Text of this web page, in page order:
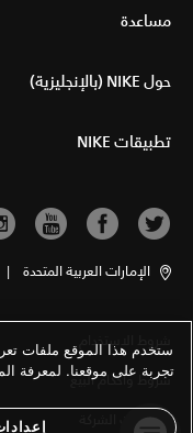
مساعدة
حول NIKE (بالإنجليزية)
تطبيقات NIKE
الإمارات العربية المتحدة |
شروط الاستخدام
شروط وأحكام البيع
معلومات الشركة
ستخدم هذا الموقع ملفات
تجربة على موقعنا. لمعرفة